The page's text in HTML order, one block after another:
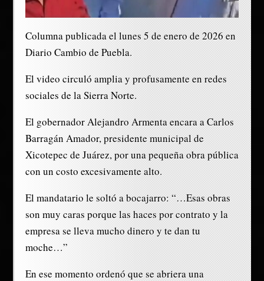
Columna publicada el lunes 5 de enero de 2026 en
Diario Cambio de Puebla.
El video circuló amplia y profusamente en redes
sociales de la Sierra Norte.
El gobernador Alejandro Armenta encara a Carlos
Barragán Amador, presidente municipal de
Xicotepec de Juárez, por una pequeña obra pública
con un costo excesivamente alto.
El mandatario le soltó a bocajarro: “…Esas obras
son muy caras porque las haces por contrato y la
empresa se lleva mucho dinero y te dan tu
moche…”
En ese momento ordenó que se abriera una